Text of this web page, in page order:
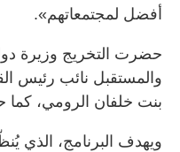
أفضل لمجتمعاتهم».
حضرت التخريج وزيرة
والمستقبل نائب رئيس
بنت خلفان الرومي،
ويهدف البرنامج، الذي